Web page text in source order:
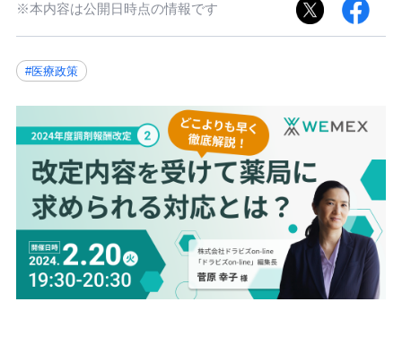
※本内容は公開日時点の情報です
#医療政策